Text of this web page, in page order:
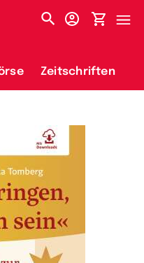
Zeitschriften